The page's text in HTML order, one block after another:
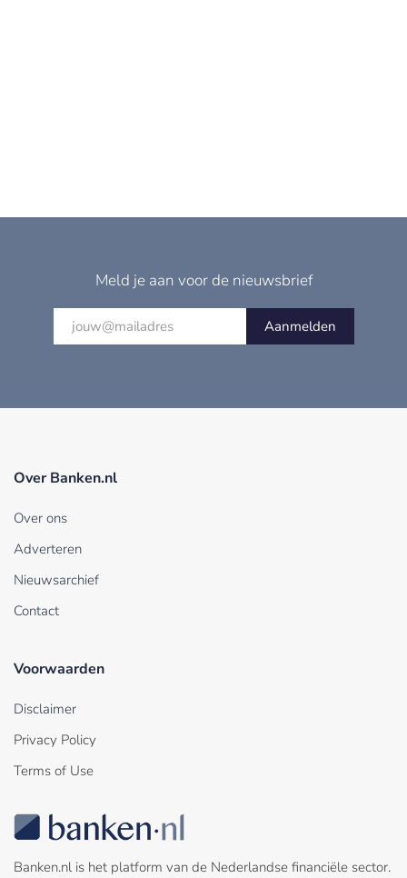
Meld je aan voor de nieuwsbrief
Aanmelden
Over Banken.nl
Over ons
Adverteren
Nieuwsarchief
Contact
Voorwaarden
Disclaimer
Privacy Policy
Terms of Use
Banken.nl is het platform van de Nederlandse financiële sector.